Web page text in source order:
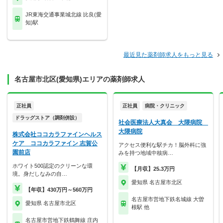
JR東海交通事業城北線 比良(愛
知)駅
最近見た薬剤師求人をもっと見る
名古屋市北区(愛知県)エリアの薬剤師求人
正社員
ドラッグストア（調剤併設）
株式会社ココカラファインヘルス
ケア ココカラファイン 志賀公
園前店
ホワイト500認定のクリーンな環
境。身だしなみの自…
【年収】430万円～560万円
愛知県 名古屋市北区
名古屋市営地下鉄鶴舞線 庄内
正社員 病院・クリニック
社会医療法人大真会 大隈病院
大隈病院
アクセス便利な駅チカ！脳外科に強
みを持つ地域中核病…
【月収】25.3万円
愛知県 名古屋市北区
名古屋市営地下鉄名城線 大曽
根駅 他